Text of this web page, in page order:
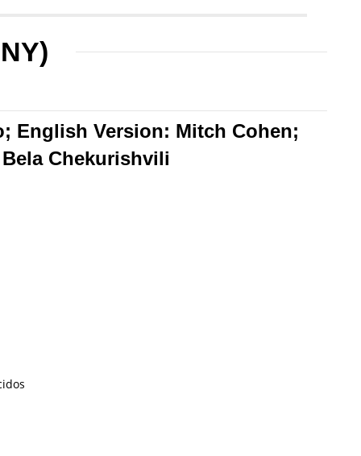
English Version: Mitch Cohen;
Chekurishvili